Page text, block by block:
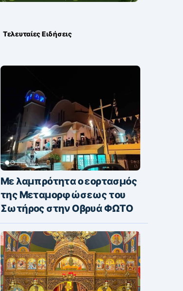
Τελευταίες Ειδήσεις
Με λαμπρότητα ο εορτασμός
της Μεταμορφώσεως του
Σωτήρος στην Οβρυά ΦΩΤΟ